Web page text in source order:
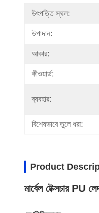
উৎপত্তি স্থল:
উপাদান:
আকার:
কীওয়ার্ড:
ব্যবহার:
বিশেষভাবে তুলে ধরা:
Product
মার্বেল টেক্সচার PU